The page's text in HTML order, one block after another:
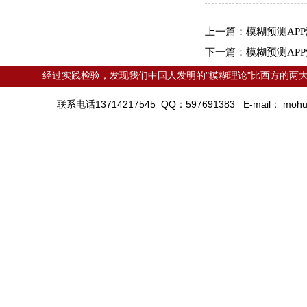
上一篇： 模糊预测
下一篇： 模糊预测
经过实践检验，发现我们中国人发明的"模糊理论"比西方的两
联系电话13714217545 QQ：597691383 E-mail：